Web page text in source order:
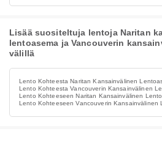
Lisää suositeltuja lentoja Naritan
lentoasema ja Vancouverin
välillä
Lento Kohteesta Naritan Kansainvälinen
Lento Kohteesta Vancouverin Kansainvälinen
Lento Kohteeseen Naritan Kansainvälinen
Lento Kohteeseen Vancouverin Kansainvälinen